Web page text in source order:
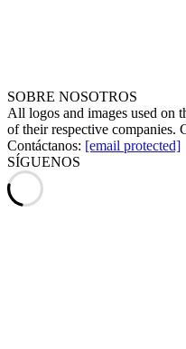
SOBRE NOSOTROS
All logos and images used on
of their respective companies.
Contáctanos: [email protected]
SÍGUENOS